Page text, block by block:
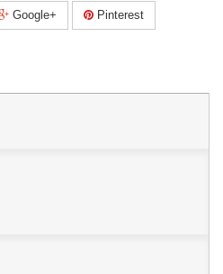
Google+ Pinterest